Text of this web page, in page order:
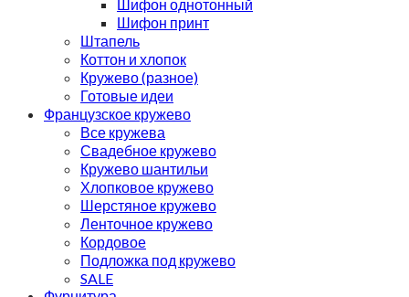
Шифон однотонный
Шифон принт
Штапель
Коттон и хлопок
Кружево (разное)
Готовые идеи
Французское кружево
Все кружева
Свадебное кружево
Кружево шантильи
Хлопковое кружево
Шерстяное кружево
Ленточное кружево
Кордовое
Подложка под кружево
SALE